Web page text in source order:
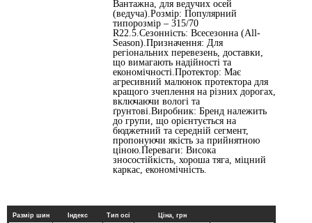
Вантажна, для ведучих осей
(ведуча).Розмір: Популярний
типорозмір – 315/70
R22.5.Сезонність: Всесезонна (All-
Season).Призначення: Для
регіональних перевезень, доставки,
що вимагають надійності та
економічності.Протектор: Має
агресивний малюнок протектора для
кращого зчеплення на різних дорогах,
включаючи вологі та
ґрунтові.Виробник: Бренд належить
до групи, що орієнтується на
бюджетний та середній сегмент,
пропонуючи якість за прийнятною
ціною.Переваги: Висока
зносостійкість, хороша тяга, міцний
каркас, економічність.
Размір шин Індекс Тип осі Ціна, грн